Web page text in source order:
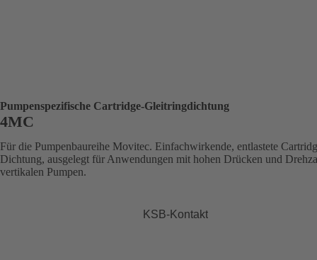
Pumpenspezifische Cartridge-Gleitringdichtung
4MC
Für die Pumpenbaureihe Movitec. Einfachwirkende, entlastete
Dichtung, ausgelegt für Anwendungen mit hohen Drücken und
vertikalen Pumpen.
KSB-Kontakt